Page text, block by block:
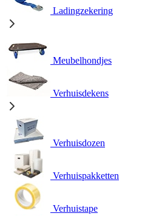
Ladingzekering
Meubelhondjes
Verhuisdekens
Verhuisdozen
Verhuispakketten
Verhuistape